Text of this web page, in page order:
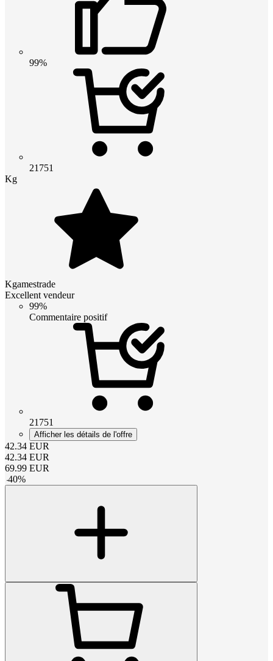
99%
21751
Kg
Kgamestrade
Excellent vendeur
99%
Commentaire positif
21751
Afficher les détails de l'offre
42.34 EUR
42.34 EUR
69.99 EUR
-40%